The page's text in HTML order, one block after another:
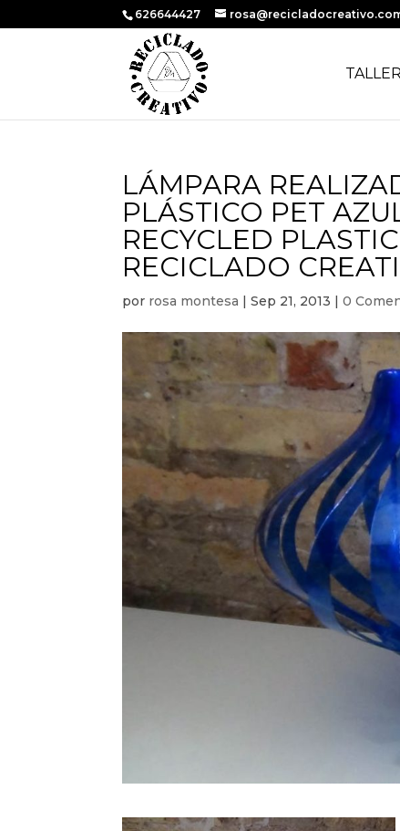
626644427
LÁMPARA
PLÁSTICO PET
RECYCLED
RECICLADO
por rosa montesa |Sep 21, 2013 |0